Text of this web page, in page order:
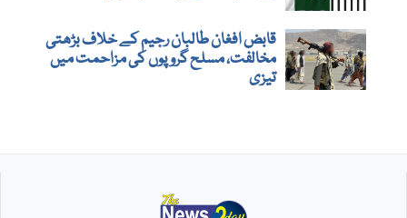
قابض افغان طالبان رجیم کے خلاف بڑھتی
مخالفت، مسلح گروپوں کی مزاحمت میں
تیزی